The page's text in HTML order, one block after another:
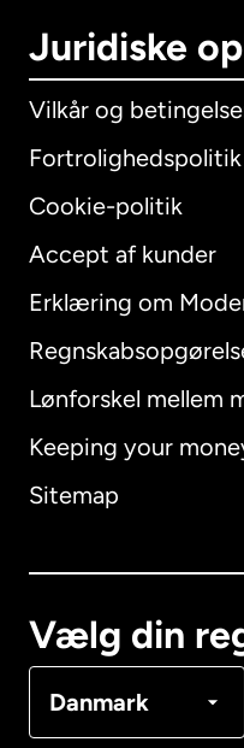
Juridiske
Vilkår og
Fortrolighedspolitik
Cookie-politik
Accept af kunder
Erklæring om
Lønforskel mellem
Keeping your
Sitemap
Vælg din
Danmark
International
Australien